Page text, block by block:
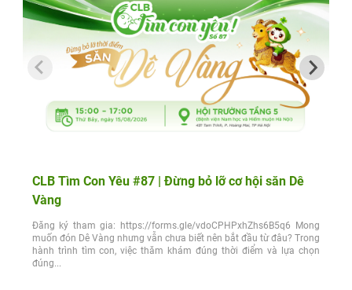
CLB Tìm Con Yêu #87 | Đừng bỏ lỡ cơ hội săn Dê
Vàng
Đăng ký tham gia: https://forms.gle/vdoCPHPxhZhs6B5q6 Mong
muốn đón Dê Vàng nhưng vẫn chưa biết nên bắt đầu từ đâu? Trong
hành trình tìm con, việc thăm khám đúng thời điểm và lựa chọn
đúng...